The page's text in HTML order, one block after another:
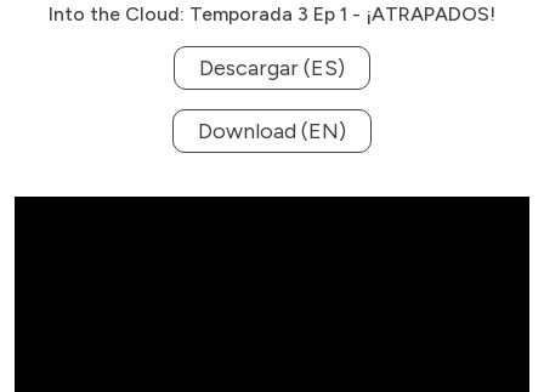
Into the Cloud: Temporada 3 Ep 1 - ¡ATRAPADOS!
Descargar (ES)
Download (EN)